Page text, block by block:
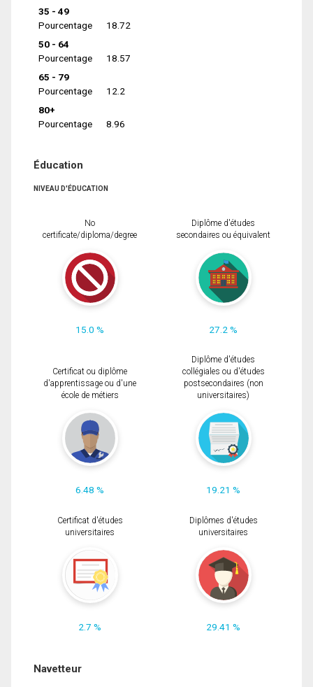
35 - 49
Pourcentage
18.72
50 - 64
Pourcentage
18.57
65 - 79
Pourcentage
12.2
80+
Pourcentage
8.96
Éducation
NIVEAU D'ÉDUCATION
No
certificate/diploma/degree
15.0 %
Diplôme d'études
secondaires ou équivalent
27.2 %
Certificat ou diplôme
d'apprentissage ou d'une
école de métiers
6.48 %
Diplôme d'études
collégiales ou d'études
postsecondaires (non
universitaires)
19.21 %
Certificat d'études
universitaires
2.7 %
Diplômes d'études
universitaires
29.41 %
Navetteur